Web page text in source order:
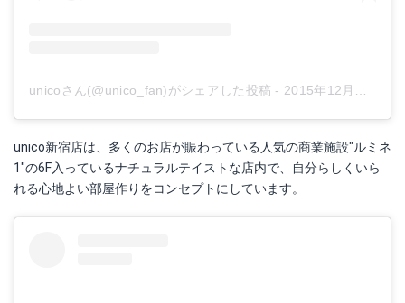
unicoさん(@unico_fan)がシェアした投稿 - 2015年12月月20日午後4時40分PST
unico新宿店は、多くのお店が賑わっている人気の商業施設"ルミネ
1"の6F入っているナチュラルテイストな店内で、自分らしくいら
れる心地よい部屋作りをコンセプトにしています。